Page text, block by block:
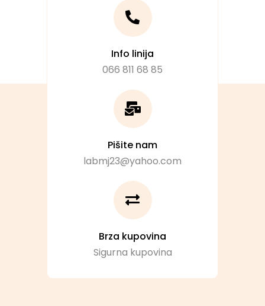
Info linija
066 811 68 85
Pišite nam
labmj23@yahoo.com
Brza kupovina
Sigurna kupovina